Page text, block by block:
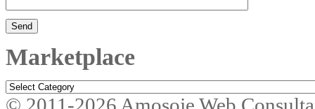
Marketplace
Marketplace